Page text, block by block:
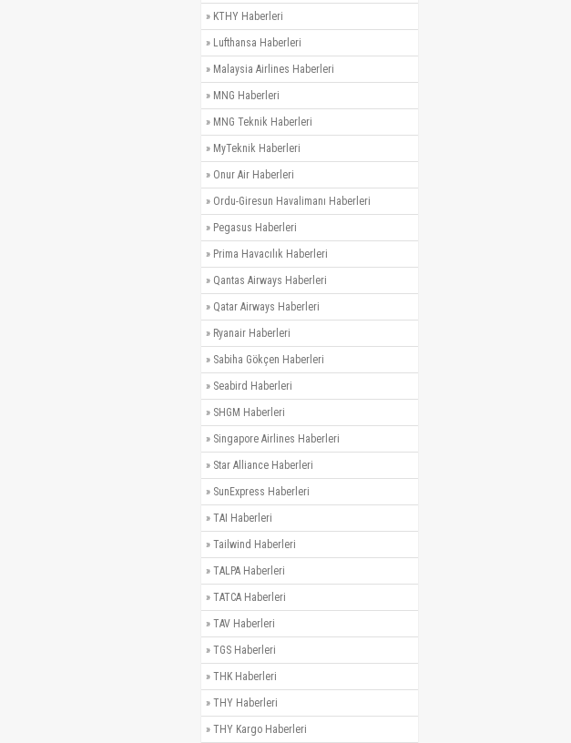
» KTHY Haberleri
» Lufthansa Haberleri
» Malaysia Airlines Haberleri
» MNG Haberleri
» MNG Teknik Haberleri
» MyTeknik Haberleri
» Onur Air Haberleri
» Ordu-Giresun Havalimanı Haberleri
» Pegasus Haberleri
» Prima Havacılık Haberleri
» Qantas Airways Haberleri
» Qatar Airways Haberleri
» Ryanair Haberleri
» Sabiha Gökçen Haberleri
» Seabird Haberleri
» SHGM Haberleri
» Singapore Airlines Haberleri
» Star Alliance Haberleri
» SunExpress Haberleri
» TAI Haberleri
» Tailwind Haberleri
» TALPA Haberleri
» TATCA Haberleri
» TAV Haberleri
» TGS Haberleri
» THK Haberleri
» THY Haberleri
» THY Kargo Haberleri